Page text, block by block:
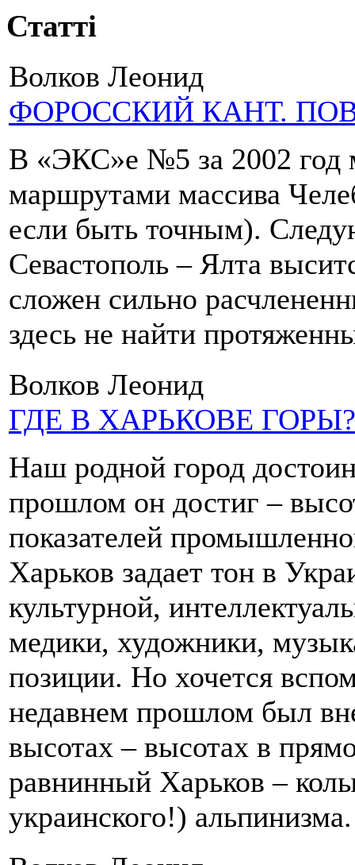
Статті
Волков Леонид
ФОРОССКИЙ КАНТ.
В «ЭКС»е №5 за 2002 год
маршрутами массива
если быть точным).
Севастополь – Ялта
сложен сильно
здесь не найти
Волков Леонид
ГДЕ В ХАРЬКОВЕ ГОРЫ?
Наш родной город
прошлом он достиг –
показателей
Харьков задает тон в
культурной,
медики, художники,
позиции. Но хочется
недавнем прошлом был
высотах – высотах в
равнинный Харьков –
украинского!) альпинизма.